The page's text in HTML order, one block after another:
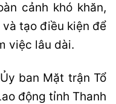
cảnh khó khăn,
tạo điều kiện để
việc lâu dài.
ban Mặt trận Tổ
động tỉnh Thanh